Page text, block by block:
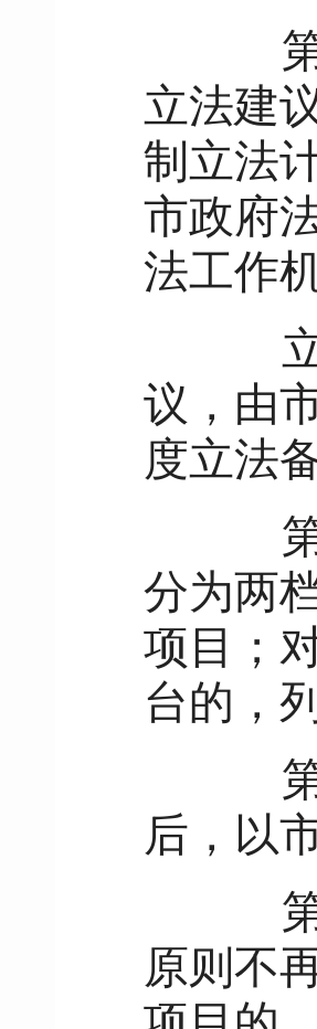
第
立法建
制立法
市政府
法工作
立
议，由
度立法
第
分为两
项目；
台的，
第
后，以
第
原则不